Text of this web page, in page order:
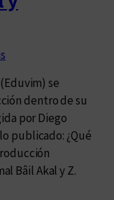
se
dentro de su
por Diego
publicado: ¿Qué
Bâil Akal y Z.